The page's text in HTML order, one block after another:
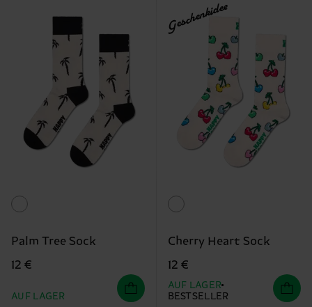
Palm Tree Sock
12 €
AUF LAGER
Geschenkidee
Cherry Heart Sock
12 €
AUF LAGER
BESTSELLER